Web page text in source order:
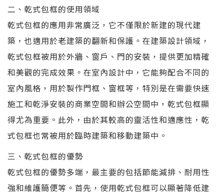
二、乾式包框的使用領域
乾式包框的應用非常廣泛，它不僅限於新建的現代建
築，也適用於老建築的翻新和保護。在建築設計領域，
乾式包框被用於外牆、窗戶、門的安裝，提供更加精確
和美觀的完成效果。在室內設計中，它能夠配合不同的
室內風格，用於製作門框、窗框等，特別是在需要快速
施工和乾淨安裝的商業空間和辦公空間中，乾式包框顯
得尤為重要。此外，由於其較高的靈活性和適應性，乾
式包框也常被用於臨時建築和移動建築中。
三、乾式包框的優勢
乾式包框的優勢多端，最主要的包括節能減排、耐用性
強和維護簡便等。首先，使用乾式包框可以顯著降低建